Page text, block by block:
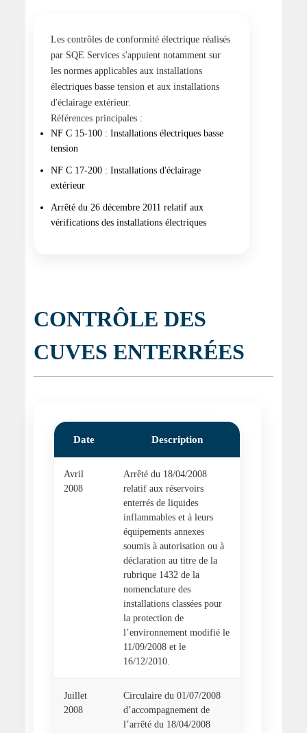
Les contrôles de conformité électrique réalisés
par SQE Services s'appuient notamment sur
les normes applicables aux installations
électriques basse tension et aux installations
d'éclairage extérieur.
Références principales :
NF C 15-100 : Installations électriques basse
tension
NF C 17-200 : Installations d'éclairage
extérieur
Arrêté du 26 décembre 2011 relatif aux
vérifications des installations électriques
CONTRÔLE DES
CUVES ENTERRÉES
Date Description
Avril
2008
Arrêté du 18/04/2008
relatif aux réservoirs
enterrés de liquides
inflammables et à leurs
équipements annexes
soumis à autorisation ou à
déclaration au titre de la
rubrique 1432 de la
nomenclature des
installations classées pour
la protection de
l’environnement modifié le
11/09/2008 et le
16/12/2010.
Juillet
2008
Circulaire du 01/07/2008
d’accompagnement de
l’arrêté du 18/04/2008